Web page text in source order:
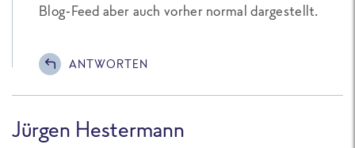
Blog-Feed aber auch vorher normal dargestellt.
ANTWORTEN
Jürgen Hestermann